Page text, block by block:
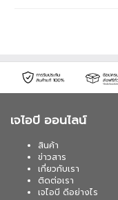
เจไอบี ออนไลน์
สินค้า
ข่าวสาร
เกี่ยวกับเรา
ติดต่อเรา
เจไอบี ดีอย่างไร